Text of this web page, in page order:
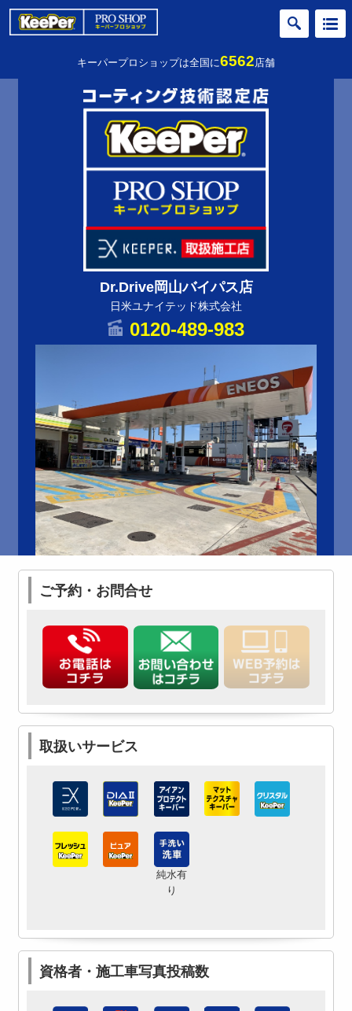
キーパープロショップは全国に6562店舗
Dr.Drive岡山バイパス店
日米ユナイテッド株式会社
0120-489-983
ご予約・お問合せ
取扱いサービス
純水有
り
資格者・施工車写真投稿数